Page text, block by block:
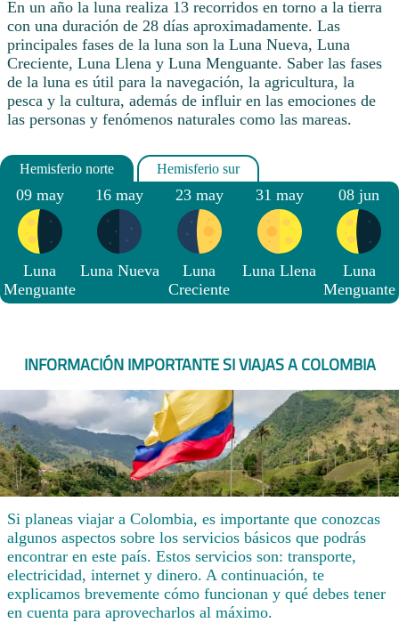
En un año la luna realiza 13 recorridos en torno a la tierra
con una duración de 28 días aproximadamente. Las
principales fases de la luna son la Luna Nueva, Luna
Creciente, Luna Llena y Luna Menguante. Saber las fases
de la luna es útil para la navegación, la agricultura, la
pesca y la cultura, además de influir en las emociones de
las personas y fenómenos naturales como las mareas.
09 may
Luna
Menguante
16 may
Luna Nueva
23 may
Luna
Creciente
31 may
Luna Llena
08 jun
Luna
Menguante
INFORMACIÓN IMPORTANTE SI VIAJAS A COLOMBIA
Si planeas viajar a Colombia, es importante que conozcas
algunos aspectos sobre los servicios básicos que podrás
encontrar en este país. Estos servicios son: transporte,
electricidad, internet y dinero. A continuación, te
explicamos brevemente cómo funcionan y qué debes tener
en cuenta para aprovecharlos al máximo.